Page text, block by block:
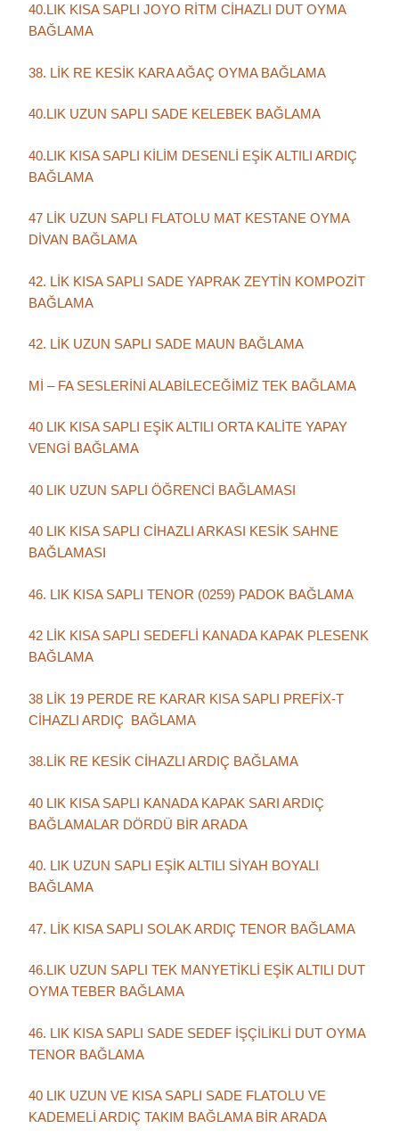
40.LIK KISA SAPLI JOYO RİTM CİHAZLI DUT OYMA
BAĞLAMA
38. LİK RE KESİK KARA AĞAÇ OYMA BAĞLAMA
40.LIK UZUN SAPLI SADE KELEBEK BAĞLAMA
40.LIK KISA SAPLI KİLİM DESENLİ EŞİK ALTILI ARDIÇ
BAĞLAMA
47 LİK UZUN SAPLI FLATOLU MAT KESTANE OYMA
DİVAN BAĞLAMA
42. LİK KISA SAPLI SADE YAPRAK ZEYTİN KOMPOZİT
BAĞLAMA
42. LİK UZUN SAPLI SADE MAUN BAĞLAMA
Mİ – FA SESLERİNİ ALABİLECEĞİMİZ TEK BAĞLAMA
40 LIK KISA SAPLI EŞİK ALTILI ORTA KALİTE YAPAY
VENGİ BAĞLAMA
40 LIK UZUN SAPLI ÖĞRENCİ BAĞLAMASI
40 LIK KISA SAPLI CİHAZLI ARKASI KESİK SAHNE
BAĞLAMASI
46. LIK KISA SAPLI TENOR (0259) PADOK BAĞLAMA
42 LİK KISA SAPLI SEDEFLİ KANADA KAPAK PLESENK
BAĞLAMA
38 LİK 19 PERDE RE KARAR KISA SAPLI PREFİX-T
CİHAZLI ARDIÇ BAĞLAMA
38.LİK RE KESİK CİHAZLI ARDIÇ BAĞLAMA
40 LIK KISA SAPLI KANADA KAPAK SARI ARDIÇ
BAĞLAMALAR DÖRDÜ BİR ARADA
40. LIK UZUN SAPLI EŞİK ALTILI SİYAH BOYALI
BAĞLAMA
47. LİK KISA SAPLI SOLAK ARDIÇ TENOR BAĞLAMA
46.LIK UZUN SAPLI TEK MANYETİKLİ EŞİK ALTILI DUT
OYMA TEBER BAĞLAMA
46. LIK KISA SAPLI SADE SEDEF İŞÇİLİKLİ DUT OYMA
TENOR BAĞLAMA
40 LIK UZUN VE KISA SAPLI SADE FLATOLU VE
KADEMELİ ARDIÇ TAKIM BAĞLAMA BİR ARADA